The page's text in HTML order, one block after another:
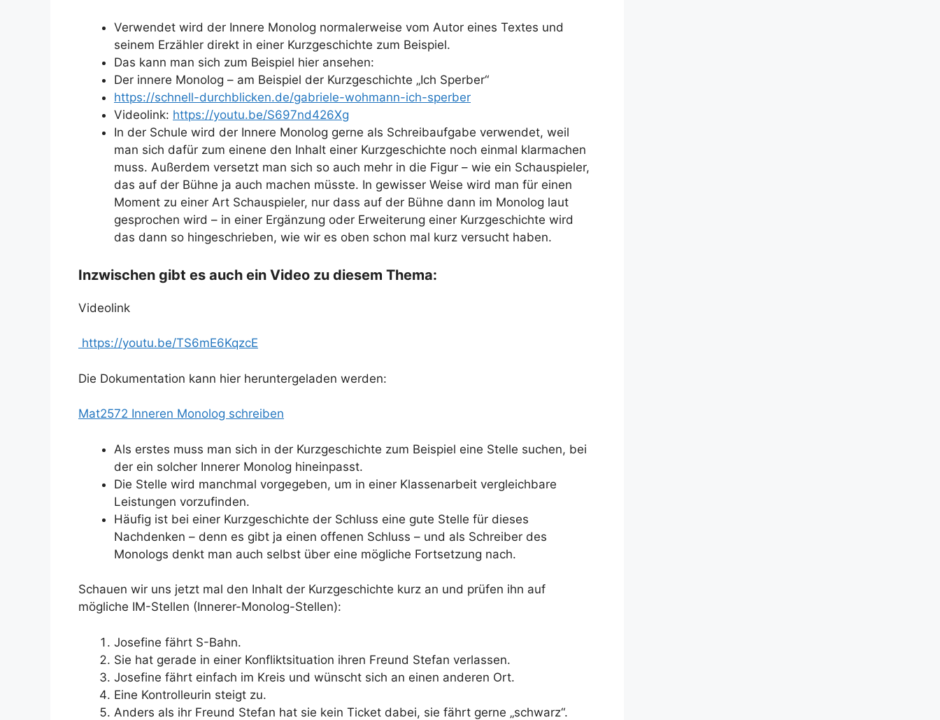
Verwendet wird der Innere Monolog normalerweise vom Autor eines Textes und
seinem Erzähler direkt in einer Kurzgeschichte zum Beispiel.
Das kann man sich zum Beispiel hier ansehen:
Der innere Monolog – am Beispiel der Kurzgeschichte „Ich Sperber“
https://schnell-durchblicken.de/gabriele-wohmann-ich-sperber
Videolink: https://youtu.be/S697nd426Xg
In der Schule wird der Innere Monolog gerne als Schreibaufgabe verwendet, weil
man sich dafür zum einene den Inhalt einer Kurzgeschichte noch einmal klarmachen
muss. Außerdem versetzt man sich so auch mehr in die Figur – wie ein Schauspieler,
das auf der Bühne ja auch machen müsste. In gewisser Weise wird man für einen
Moment zu einer Art Schauspieler, nur dass auf der Bühne dann im Monolog laut
gesprochen wird – in einer Ergänzung oder Erweiterung einer Kurzgeschichte wird
das dann so hingeschrieben, wie wir es oben schon mal kurz versucht haben.
Inzwischen gibt es auch ein Video zu diesem Thema:
Videolink
https://youtu.be/TS6mE6KqzcE
Die Dokumentation kann hier heruntergeladen werden:
Mat2572 Inneren Monolog schreiben
Als erstes muss man sich in der Kurzgeschichte zum Beispiel eine Stelle suchen, bei
der ein solcher Innerer Monolog hineinpasst.
Die Stelle wird manchmal vorgegeben, um in einer Klassenarbeit vergleichbare
Leistungen vorzufinden.
Häufig ist bei einer Kurzgeschichte der Schluss eine gute Stelle für dieses
Nachdenken – denn es gibt ja einen offenen Schluss – und als Schreiber des
Monologs denkt man auch selbst über eine mögliche Fortsetzung nach.
Schauen wir uns jetzt mal den Inhalt der Kurzgeschichte kurz an und prüfen ihn auf
mögliche IM-Stellen (Innerer-Monolog-Stellen):
Josefine fährt S-Bahn.
Sie hat gerade in einer Konfliktsituation ihren Freund Stefan verlassen.
Josefine fährt einfach im Kreis und wünscht sich an einen anderen Ort.
Eine Kontrolleurin steigt zu.
Anders als ihr Freund Stefan hat sie kein Ticket dabei, sie fährt gerne „schwarz“.